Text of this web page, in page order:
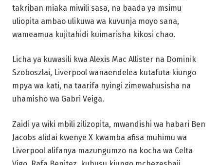
takriban miaka miwili sasa, na baada ya msimu
uliopita ambao ulikuwa wa kuvunja moyo sana,
wameamua kujitahidi kuimarisha kikosi chao.
Licha ya kuwasili kwa Alexis Mac Allister na Dominik
Szoboszlai, Liverpool wanaendelea kutafuta kiungo
mpya wa kati, na taarifa nyingi zimewahusisha na
uhamisho wa Gabri Veiga.
Zaidi ya wiki mbili zilizopita, mwandishi wa habari Ben
Jacobs alidai kwenye X kwamba afisa muhimu wa
Liverpool alifanya mazungumzo na kocha wa Celta